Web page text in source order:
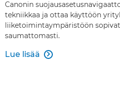
Canonin
tekniikkaa ja ottaa käyttöön
liiketoimintaympäristöön
saumattomasti.
Lue lisää 